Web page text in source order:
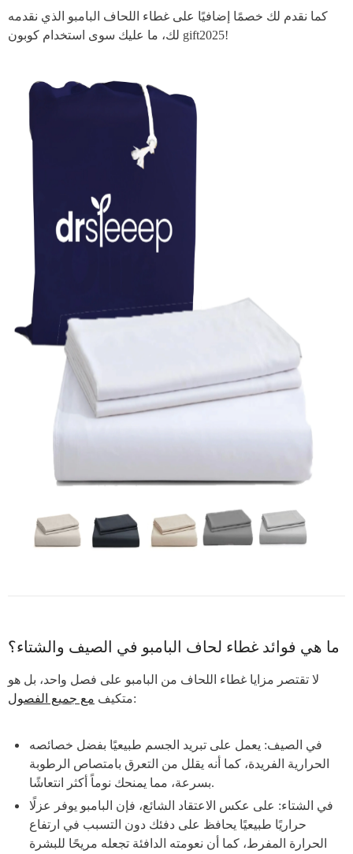
كما نقدم لك خصمًا إضافيًا على غطاء اللحاف البامبو الذي نقدمه
لك، ما عليك سوى استخدام كوبون gift2025!
ما هي فوائد غطاء لحاف البامبو في الصيف والشتاء؟
لا تقتصر مزايا غطاء اللحاف من البامبو على فصل واحد، بل هو
متكيف مع جميع الفصول :
في الصيف: يعمل على تبريد الجسم طبيعيًا بفضل خصائصه
الحرارية الفريدة، كما أنه يقلل من التعرق بامتصاص الرطوبة
بسرعة، مما يمنحك نوماً أكثر انتعاشًا.
في الشتاء: على عكس الاعتقاد الشائع، فإن البامبو يوفر عزلًا
حراريًا طبيعيًا يحافظ على دفئك دون التسبب في ارتفاع
الحرارة المفرط، كما أن نعومته الدافئة تجعله مريحًا للبشرة